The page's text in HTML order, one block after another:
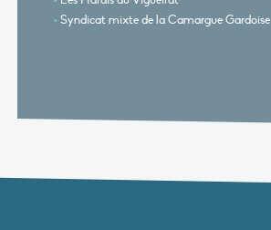
Syndicat mixte de la Camargue Gardoise